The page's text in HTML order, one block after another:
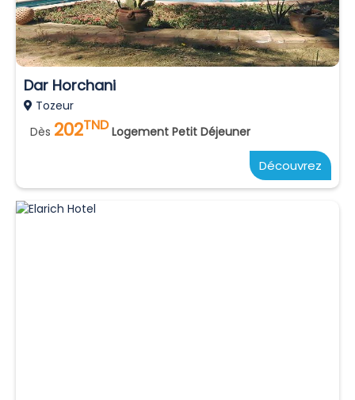
Dar Horchani
Tozeur
Dès 202TND Logement Petit Déjeuner
Découvrez